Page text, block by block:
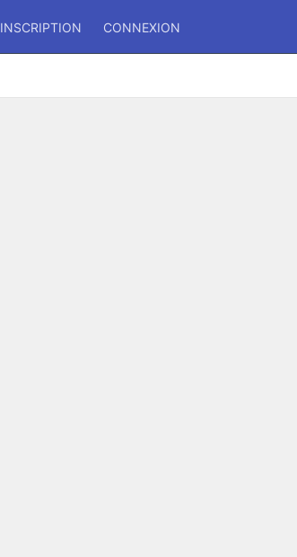
INSCRIPTION CONNEXION